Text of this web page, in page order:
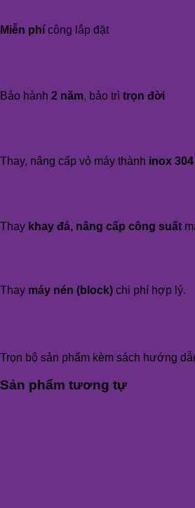
Miễn phí công lắp đặt
Bảo hành 2 năm, bảo trì trọn đời
Thay, nâng cấp vỏ máy thành inox 304
Thay khay đá, nâng cấp công suất
Thay máy nén (block) chi phí hợp lý.
Trọn bộ sản phẩm kèm sách hướng
Sản phẩm tương tự